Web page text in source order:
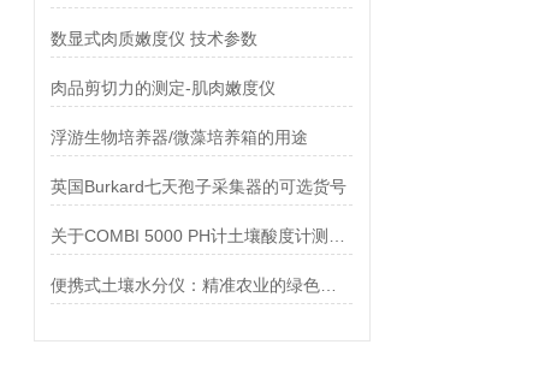
数显式肉质嫩度仪 技术参数
肉品剪切力的测定-肌肉嫩度仪
浮游生物培养器/微藻培养箱的用途
英国Burkard七天孢子采集器的可选货号